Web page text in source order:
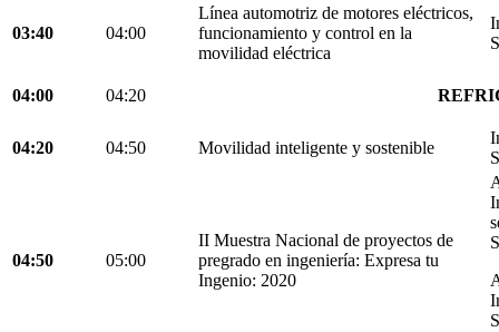
03:40 04:00
Línea automotriz de motores eléctricos,
funcionamiento y control en la
movilidad eléctrica
04:00 04:20
04:20 04:50 Movilidad inteligente y sostenible
04:50 05:00
II Muestra Nacional de proyectos de
pregrado en ingeniería: Expresa tu
Ingenio: 2020